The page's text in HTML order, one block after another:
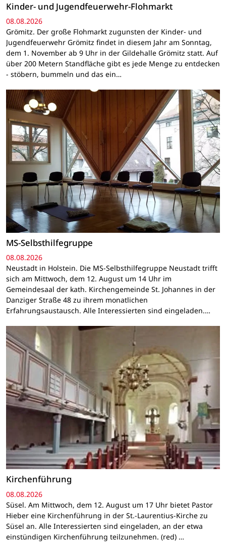
Kinder- und Jugendfeuerwehr-Flohmarkt
08.08.2026
Grömitz. Der große Flohmarkt zugunsten der Kinder- und
Jugendfeuerwehr Grömitz findet in diesem Jahr am Sonntag,
dem 1. November ab 9 Uhr in der Gildehalle Grömitz statt. Auf
über 200 Metern Standfläche gibt es jede Menge zu entdecken
- stöbern, bummeln und das ein…
MS-Selbsthilfegruppe
08.08.2026
Neustadt in Holstein. Die MS-Selbsthilfegruppe Neustadt trifft
sich am Mittwoch, dem 12. August um 14 Uhr im
Gemeindesaal der kath. Kirchengemeinde St. Johannes in der
Danziger Straße 48 zu ihrem monatlichen
Erfahrungsaustausch. Alle Interessierten sind eingeladen.…
Kirchenführung
08.08.2026
Süsel. Am Mittwoch, dem 12. August um 17 Uhr bietet Pastor
Hieber eine Kirchenführung in der St.-Laurentius-Kirche zu
Süsel an. Alle Interessierten sind eingeladen, an der etwa
einstündigen Kirchenführung teilzunehmen. (red) …